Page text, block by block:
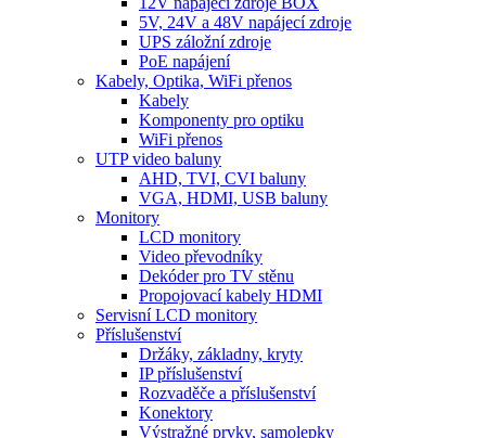
5V, 24V a 48V napájecí zdroje
UPS záložní zdroje
PoE napájení
Kabely, Optika, WiFi přenos
Kabely
Komponenty pro optiku
WiFi přenos
UTP video baluny
AHD, TVI, CVI baluny
VGA, HDMI, USB baluny
Monitory
LCD monitory
Video převodníky
Dekóder pro TV stěnu
Propojovací kabely HDMI
Servisní LCD monitory
Příslušenství
Držáky, základny, kryty
IP příslušenství
Rozvaděče a příslušenství
Konektory
Výstražné prvky, samolepky